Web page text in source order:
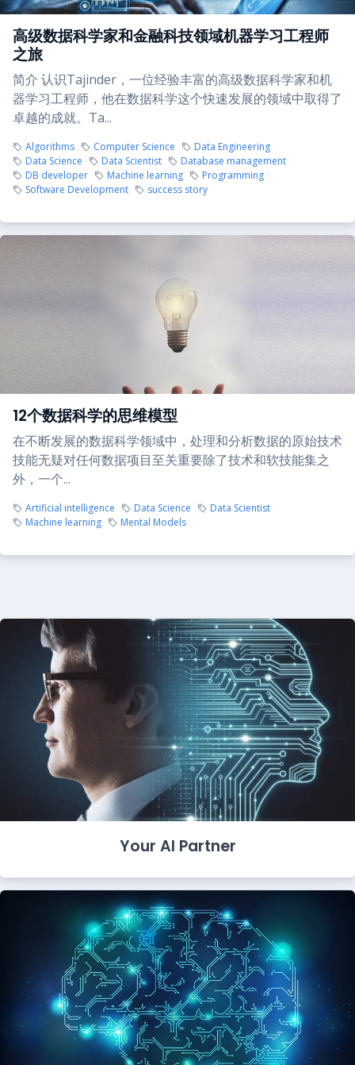
高级数据科学家和金融科技领域机器学习工程师
之旅
简介 认识Tajinder，一位经验丰富的高级数据科学家和机
器学习工程师，他在数据科学这个快速发展的领域中取得了
卓越的成就。Ta...
Algorithms Computer Science
Data Engineering
Data Science
Data Scientist
Database management
DB developer
Machine learning
Programming
Software Development
success story
12个数据科学的思维模型
在不断发展的数据科学领域中，处理和分析数据的原始技术
技能无疑对任何数据项目至关重要除了技术和软技能集之
外，一个...
Artificial intelligence Data Science
Data Scientist
Machine learning
Mental Models
Your AI Partner